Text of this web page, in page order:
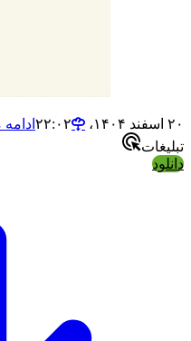
ادامه مطلب